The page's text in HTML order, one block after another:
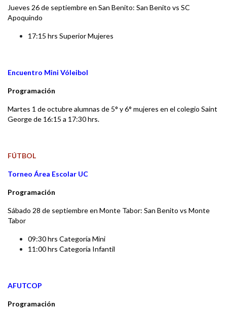
Jueves 26 de septiembre en San Benito: San Benito vs SC
Apoquindo
17:15 hrs Superior Mujeres
Encuentro Mini Vóleibol
Programación
Martes 1 de octubre alumnas de 5° y 6° mujeres en el colegio Saint
George de 16:15 a 17:30 hrs.
FÚTBOL
Torneo Área Escolar UC
Programación
Sábado 28 de septiembre en Monte Tabor: San Benito vs Monte
Tabor
09:30 hrs Categoría Mini
11:00 hrs Categoría Infantil
AFUTCOP
Programación